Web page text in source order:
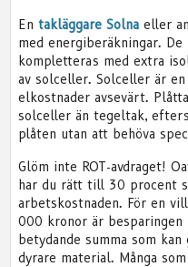
Entakläggare Solna eller
med energiberäkningar.
kompletteras med extra
av solceller. Solceller är
elkostnader avsevärt.
solceller än tegeltak,
plåten utan att behöva
Glöm inte ROT-avdraget!
har du rätt till 30 procent
arbetskostnaden. För en
000 kronor är
betydande summa som
dyrare material. Många